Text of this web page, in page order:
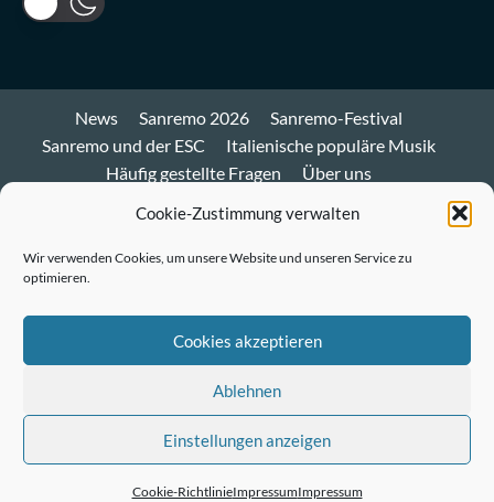
Cookie-Zustimmung verwalten
Wir verwenden Cookies, um unsere Website und unseren Service zu
optimieren.
Cookies akzeptieren
Ablehnen
Einstellungen anzeigen
Cookie-RichtlinieImpressumImpressum
News Sanremo 2026
Sanremo-Festival
Sanremo und der ESC
Italienische populäre Musik
Häufig gestellte Fragen
Über uns
Mastodon
Twitter
LinkedIn
© Sanremo-Festival.de|CoverNewsby AF themes.